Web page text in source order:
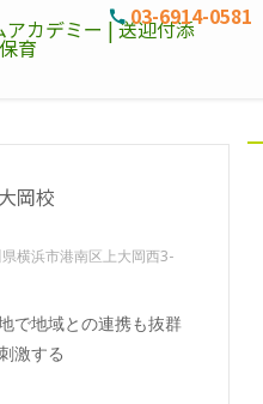
03-6914-0581
横浜市港南区上大岡西3-
で地域との連携も抜群
激する